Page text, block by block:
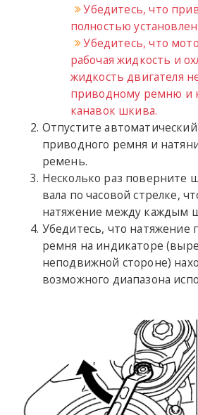
Убедитесь, что
полностью
Убедитесь, что
рабочая жидкость и
жидкость двигателя
приводному ремню и
канавок шкива.
Отпустите
приводного ремня и
ремень.
Несколько раз поверните
вала по часовой стрелке,
натяжение между каждым
Убедитесь, что натяжение
ремня на индикаторе
неподвижной стороне)
возможного диапазона